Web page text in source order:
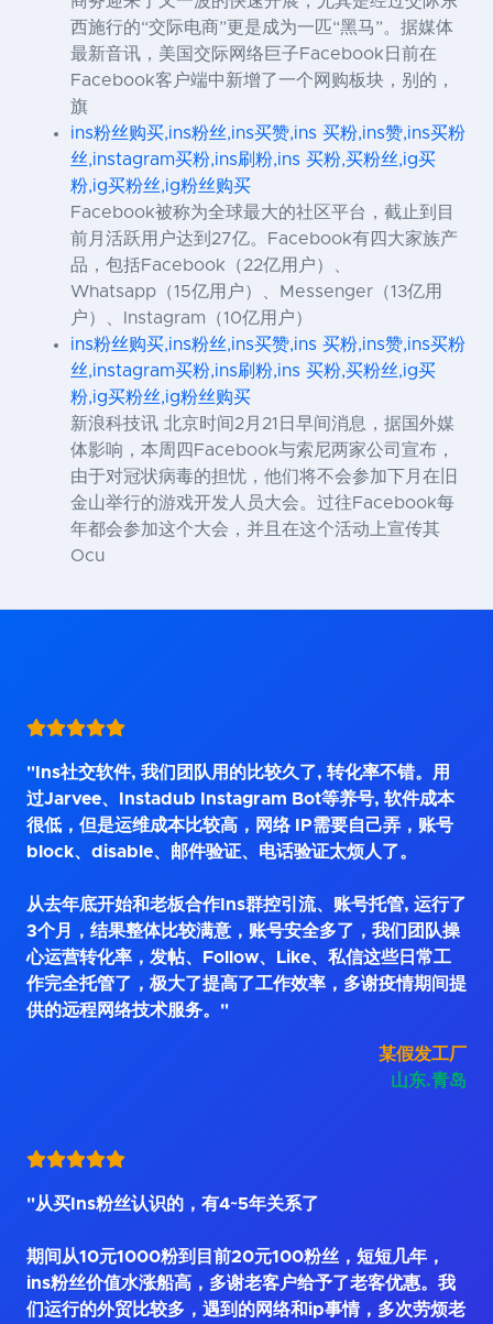
西施行的“交际电商”更是成为一匹“黑马”。据媒体
最新音讯，美国交际网络巨子Facebook日前在
Facebook客户端中新增了一个网购板块，别的，
旗
ins粉丝购买,ins粉丝,ins买赞,ins 买粉,ins赞,ins买粉
丝,instagram买粉,ins刷粉,ins 买粉,买粉丝,ig买
粉,ig买粉丝,ig粉丝购买
Facebook被称为全球最大的社区平台，截止到目
前月活跃用户达到27亿。Facebook有四大家族产
品，包括Facebook（22亿用户）、
Whatsapp（15亿用户）、Messenger（13亿用
户）、Instagram（10亿用户）
ins粉丝购买,ins粉丝,ins买赞,ins 买粉,ins赞,ins买粉
丝,instagram买粉,ins刷粉,ins 买粉,买粉丝,ig买
粉,ig买粉丝,ig粉丝购买
新浪科技讯 北京时间2月21日早间消息，据国外媒
体影响，本周四Facebook与索尼两家公司宣布，
由于对冠状病毒的担忧，他们将不会参加下月在旧
金山举行的游戏开发人员大会。过往Facebook每
年都会参加这个大会，并且在这个活动上宣传其
Ocu
"Ins社交软件, 我们团队用的比较久了, 转化率不错。用
过Jarvee、Instadub Instagram Bot等养号, 软件成本
很低，但是运维成本比较高，网络 IP需要自己弄，账号
block、disable、邮件验证、电话验证太烦人了。
从去年底开始和老板合作Ins群控引流、账号托管, 运行了
3个月，结果整体比较满意，账号安全多了，我们团队操
心运营转化率，发帖、Follow、Like、私信这些日常工
作完全托管了，极大了提高了工作效率，多谢疫情期间提
供的远程网络技术服务。"
某假发工厂
山东.青岛
"从买Ins粉丝认识的，有4~5年关系了
期间从10元1000粉到目前20元100粉丝，短短几年，
ins粉丝价值水涨船高，多谢老客户给予了老客优惠。我
们运行的外贸比较多，遇到的网络和ip事情，多次劳烦老